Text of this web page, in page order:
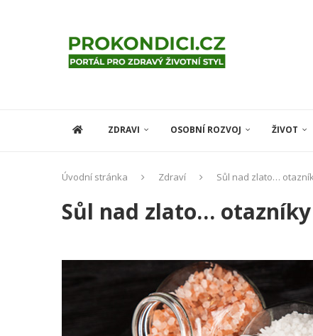
ZDRAVI OSOBNÍ ROZVOJ ŽIVOT
Úvodní stránka Zdraví Sůl nad zlato…
Sůl nad zlato…